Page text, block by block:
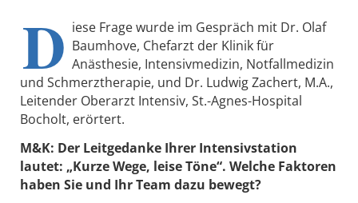
D iese Frage wurde im Gespräch mit Dr. Olaf
Baumhove, Chefarzt der Klinik für
Anästhesie, Intensivmedizin, Notfallmedizin
und Schmerztherapie, und Dr. Ludwig Zachert, M.A.,
Leitender Oberarzt Intensiv, St.-Agnes-Hospital
Bocholt, erörtert.
M&K: Der Leitgedanke Ihrer Intensivstation
lautet: „Kurze Wege, leise Töne“. Welche Faktoren
haben Sie und Ihr Team dazu bewegt?